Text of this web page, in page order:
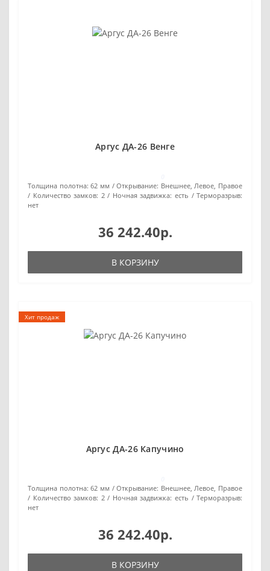
Аргус ДА-26 Венге
Толщина полотна: 62 мм Открывание: Внешнее, Левое, Правое
Количество замков: 2 Ночная задвижка: есть
Терморазрыв:
нет
36 242.40р.
В КОРЗИНУ
Хит продаж
Аргус ДА-26 Капучино
Толщина полотна: 62 мм Открывание: Внешнее, Левое, Правое
Количество замков: 2 Ночная задвижка: есть
Терморазрыв:
нет
36 242.40р.
В КОРЗИНУ